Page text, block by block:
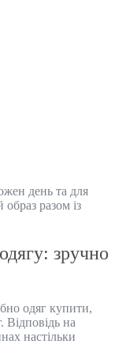
день та для
разом із
зручно
одяг купити,
на
настільки